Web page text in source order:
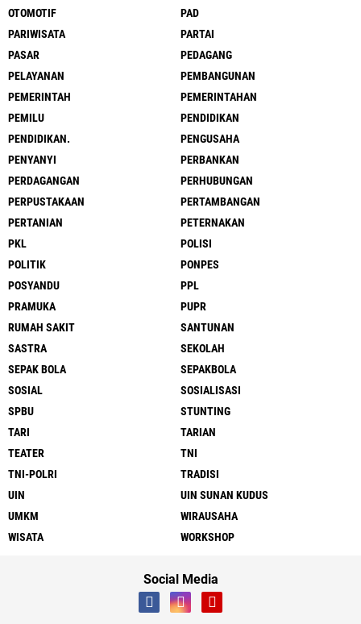
OTOMOTIF
PAD
PARIWISATA
PARTAI
PASAR
PEDAGANG
PELAYANAN
PEMBANGUNAN
PEMERINTAH
PEMERINTAHAN
PEMILU
PENDIDIKAN
PENDIDIKAN.
PENGUSAHA
PENYANYI
PERBANKAN
PERDAGANGAN
PERHUBUNGAN
PERPUSTAKAAN
PERTAMBANGAN
PERTANIAN
PETERNAKAN
PKL
POLISI
POLITIK
PONPES
POSYANDU
PPL
PRAMUKA
PUPR
RUMAH SAKIT
SANTUNAN
SASTRA
SEKOLAH
SEPAK BOLA
SEPAKBOLA
SOSIAL
SOSIALISASI
SPBU
STUNTING
TARI
TARIAN
TEATER
TNI
TNI-POLRI
TRADISI
UIN
UIN SUNAN KUDUS
UMKM
WIRAUSAHA
WISATA
WORKSHOP
Social Media